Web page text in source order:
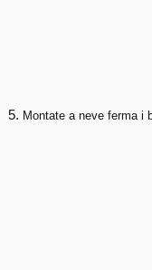
Montate a neve ferma i